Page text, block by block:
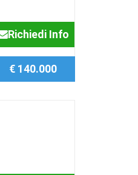
Richiedi Info
€ 140.000